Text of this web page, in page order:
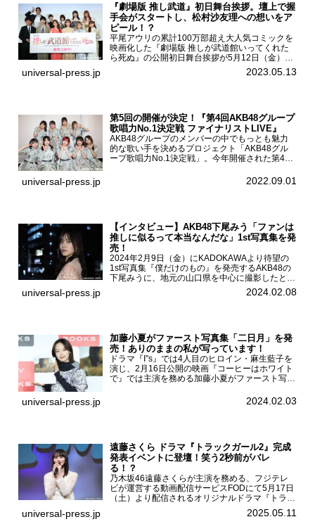
『劇場版 推し武道』初日舞台挨拶。壇上で握
手会がスタートし、松村沙友理への想いをア
ピール！？
平尾アウリの累計100万部超え大人気コミックを
映画化した『劇場版 推しが武道館いってくれた
ら死ぬ』の公開初日舞台挨拶が5月12日（金）新
宿バルト9で開催され、出演者の松村沙友理、中
村里帆、MOMO(@onefive)、KANO(@onefi...
universal-press.jp 2023.05.13
第5回の開催が決定！『第4回AKB48グループ
歌唱力No.1決定戦 ファイナリストLIVE』
AKB48グループのメンバーの中でもっとも魅力
的な歌い手を決めるプロジェクト「AKB48グル
ープ歌唱力No.1決定戦」。今年開催された第4回
る一夜限りのライブイベント「ファイナリスト
universal-press.jp 2022.09.01
【インタビュー】AKB48下尾みう「ファンは
推しに似るって本当なんだな」1st写真集を発
売！
2024年2月9日（金）にKADOKAWAより待望の
1st写真集『僕だけのもの』を発売するAKB48の
下尾みうに、地元の山口県を中心に撮影したとい
う今回の写真集についてインタビューをお願いし
た。1st写真集『僕だけのもの』を発売する
universal-press.jp 2024.02.08
加藤小夏がファースト写真集「二日月」を発
売！ありのままの私が写っています！
ドラマ『I”s』では4人目のヒロイン・麻生藍子を
演じ、2月16日公開の映画『コーヒーはホワイト
で』では主演を務める加藤小夏がファースト写真
記念イベントをHMV＆BOOKS SHIBUYAで開催
universal-press.jp 2024.02.03
遠藤さくら ドラマ『トラックガール2』完成
発表イベントに登壇！笑う2秒前がバレ
る！？
乃木坂46遠藤さくらが主演を務める、フジテレ
ビが運営する動画配信サービスFODにて5月17日
（土）より配信されるオリジナルドラマ『トラッ
クガール2』の完成発表イベントが５月10日
（土）都内で開催された。FODドラマ『トラック
universal-press.jp 2025.05.11